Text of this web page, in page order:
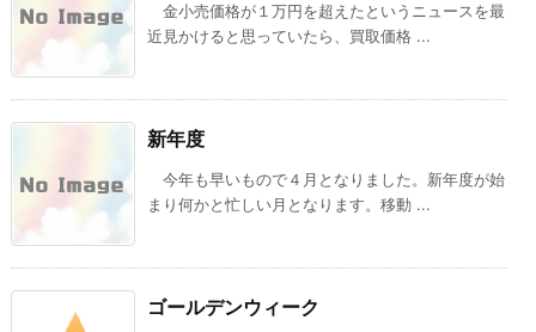
金小売価格が１万円を超えたというニュースを最
近見かけると思っていたら、買取価格 ...
新年度
今年も早いもので４月となりました。新年度が始
まり何かと忙しい月となります。移動 ...
ゴールデンウィーク